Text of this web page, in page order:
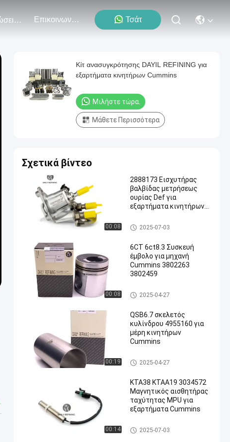
Εκδηλώσεις Επικοινωνήστε Μαζί Μας Τσάτ
Κίτ ανασυγκρότησης DAYIL REFINING για
εξαρτήματα κινητήρων Cummins
Μιλήστε τώρα.
Μάθετε Περισσότερα
Σχετικά βίντεο
00:08
2888173 Εισχυτήρας
βαλβίδας μετρήσεως
ουρίας Def για
εξαρτήματα κινητήρων
Ανταλλακτικά κινητήρα CUM
MINS
2025-07-03
00:08
6CT 6ct8.3 Συσκευή
έμβολο για μηχανή
Cummins 3802263
3802459
Ανταλλακτικά κινητήρα CUM
MINS
2025-04-27
00:19
QSB6.7 σκελετός
κυλίνδρου 4955160 για
μέρη κινητήρων
Cummins
Ανταλλακτικά κινητήρα CUM
MINS
2025-04-27
00:14
ΚΤΑ38 ΚΤΑA19 3034572
Μαγνητικός αισθητήρας
ταχύτητας MPU για
εξαρτήματα Cummins
Ανταλλακτικά κινητήρα CUM
MINS
2025-07-03